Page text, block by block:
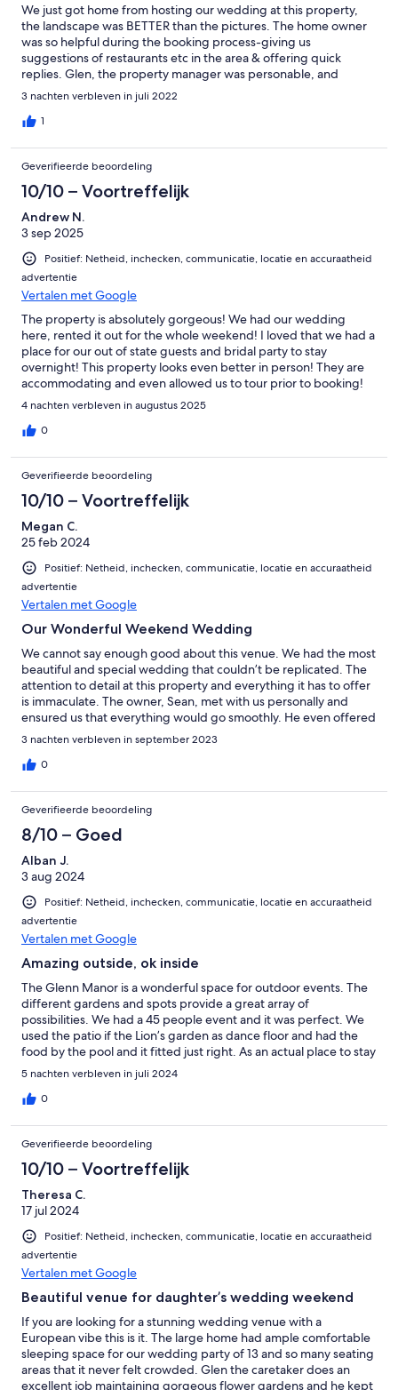
We just got home from hosting our wedding at this property,
the landscape was BETTER than the pictures. The home owner
was so helpful during the booking process-giving us
suggestions of restaurants etc in the area & offering quick
replies. Glen, the property manager was personable, and
EXTREMELY helpful. We blew a fuse during wedding glam, and
when we called Glen, he was there in less than 2 minutes to save
the day. He was quick at replying to any texts/questions we had.
privacy needed. We requested for flowers to be watered in the
morning as our ceremony was during the typical time he’d be
watering them & he obliged happily without hesitation. We had
an AMAZING stay, if you’re thinking about booking this location
for any reason I highly recommend it. Glen Manor will always
hold a special place in our hearts.
3 nachten verbleven in juli 2022
1
Geverifieerde beoordeling
10/10 – Voortreffelijk
Andrew N.
3 sep 2025
Positief: Netheid, inchecken, communicatie, locatie en accuraatheid
advertentie
Vertalen met Google
The property is absolutely gorgeous! We had our wedding
here, rented it out for the whole weekend! I loved that we had a
place for our out of state guests and bridal party to stay
overnight! This property looks even better in person! They are
accommodating and even allowed us to tour prior to booking!
The flowers were blooming, well cared for, due to the natural
beauty of the property we didn’t have to decorate! We had the
ceremony in the front garden area, it was absolutely stunning.
catered grazing table and a bar, we still had plenty of room for
cocktail tables, seating and our guests. We held the reception
on the turf area under a tent. Everything was fantastic! People
raved about how beautiful the property is! This was an absolute
perfect fit for our wedding. The getting ready area is large and
beautiful! The house also is full of amenities like cookware,
glasses, laundry, and plenty of towels! Glen was super helpful,
he met vendors who needed to unload items, helped with
electrical hookups and even fished a lost ring out of the pool.
10/10. It was the perfect place for a wedding and I can’t say
enough great things!
4 nachten verbleven in augustus 2025
0
Geverifieerde beoordeling
10/10 – Voortreffelijk
Megan C.
25 feb 2024
Positief: Netheid, inchecken, communicatie, locatie en accuraatheid
advertentie
Vertalen met Google
Our Wonderful Weekend Wedding
We cannot say enough good about this venue. We had the most
beautiful and special wedding that couldn’t be replicated. The
attention to detail at this property and everything it has to offer
is immaculate. The owner, Sean, met with us personally and
ensured us that everything would go smoothly. He even offered
us a backup plan if the weather went south. The property
manager Glen was extremely friendly and helpful. He offered
just the right amount of accessibility while allowing guests their
utilize every part of this property. From tossing the bouquet off
the balcony, to cocktail hour by the pool, brunch in the cafe, a
ceremony in the garden, and a reception in the grass court. I
can’t recommend this place enough. It provides you a beautiful
venue with many places to hold the ceremony and allows you to
bring your own creativity to make the wedding unique to your
interests. We certainly hope to visit again some day!
3 nachten verbleven in september 2023
0
Geverifieerde beoordeling
8/10 – Goed
Alban J.
3 aug 2024
Positief: Netheid, inchecken, communicatie, locatie en accuraatheid
advertentie
Vertalen met Google
Amazing outside, ok inside
The Glenn Manor is a wonderful space for outdoor events. The
different gardens and spots provide a great array of
possibilities. We had a 45 people event and it was perfect. We
used the patio if the Lion’s garden as dance floor and had the
food by the pool and it fitted just right. As an actual place to stay
and live, it is okay. The rooms are spacious but none of the main
ones actually have privacy since the walls don’t close all the way
up or it communicates with another. Also the bath rooms, dryer
Most of the outside and inside needs Some paint or fixing. The
house keeper Glen is super helpful to support and move things
around. Sean, the owner, was easy to communicate with and
accommodating. For a few days and events mostly outside it’s
great. We had a fantastic time and it gives astonishing pictures If
you plan to mostly be inside or expect a spick and span place
inside and out, think where your expectations are.
5 nachten verbleven in juli 2024
0
Geverifieerde beoordeling
10/10 – Voortreffelijk
Theresa C.
17 jul 2024
Positief: Netheid, inchecken, communicatie, locatie en accuraatheid
advertentie
Vertalen met Google
Beautiful venue for daughter’s wedding weekend
If you are looking for a stunning wedding venue with a
European vibe this is it. The large home had ample comfortable
sleeping space for our wedding party of 13 and so many seating
areas that it never felt crowded. Glen the caretaker does an
excellent job maintaining gorgeous flower gardens and he kept